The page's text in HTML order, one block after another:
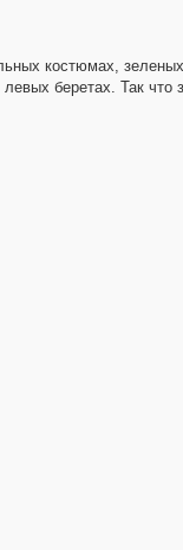
костюмах,
беретах. Так что